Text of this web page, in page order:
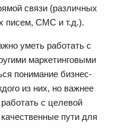
связи (различных
писем, СМС и т.д.).
уметь работать с
маркетинговыми
понимание бизнес-
из них, но важнее
с целевой
пути для